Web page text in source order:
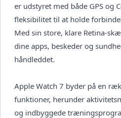
er udstyret med både GPS og
fleksibilitet til at holde
Med sin store, klare Retina-
dine apps, beskeder og
håndleddet.
Apple Watch 7 byder på en
funktioner, herunder
og indbyggede